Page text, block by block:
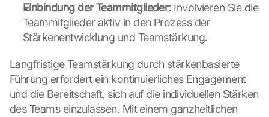
Einbindung der Teammitglieder: Involvieren Sie die
Teammitglieder aktiv in den Prozess der
Stärkenentwicklung und Teamstärkung.
Langfristige Teamstärkung durch stärkenbasierte
Führung erfordert ein kontinuierliches Engagement
und die Bereitschaft, sich auf die individuellen Stärken
des Teams einzulassen. Mit einem ganzheitlichen
t
o
o
g
l
e
a